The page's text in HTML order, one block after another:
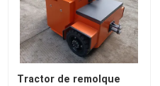
Tractor de remolque